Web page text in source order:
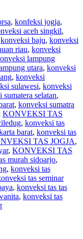
, konfeksi jogja,
aceh singkil,
konveksi baju, konveksi
riau, konveksi
lampung
utara, konveksi
, konveksi
sulawesi, konveksi
sumatera selatan,
, konveksi sumatra
KONVEKSI TAS
, konveksi tas
barat, konveksi tas
TAS JOGJA,
, KONVEKSI TAS
murah sidoarjo,
, konveksi tas
tas seminar
, konveksi tas tas
, konveksi tas